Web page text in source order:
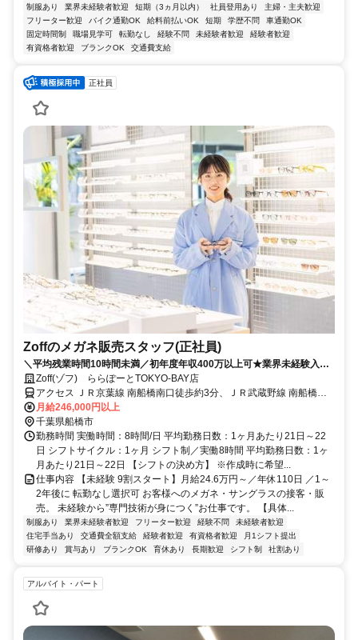
制服あり 業界未経験者歓迎 短期（3ヵ月以内） 社員登用あり
主婦・主夫歓迎
フリーター歓迎
バイク通勤OK 給料前払いOK 短期 学歴不問
車通勤OK
固定時間制
職場見学可 転勤なし 経験不問 未経験者歓迎
経験者歓迎
有資格者歓迎
ブランクOK 交通費支給
正社員
Zoffのメガネ販売スタッフ(正社員)
＼平均残業時間10時間未満／初年度年収400万以上可★業界未経験入社
90%★充実したOJTあり★面接2回で内定まで1カ月以内★2026年8月・
9月入社歓迎
Zoff(ゾフ) ららぽーとTOKYO-BAY店
アクセス ＪＲ京葉線 南船橋南口徒歩約3分、ＪＲ武蔵野線 南船橋南
口徒歩約3分、京成本線 船橋競馬場南口徒歩約16分
月給246,000円以上
千葉県船橋市
勤務時間 実働時間：8時間/日 平均勤務日数：1ヶ月あたり21日～22
日 シフトサイクル：1ヶ月 シフト制／実働8時間 平均勤務日数：1ヶ
月あたり21日～22日 【シフトの決め方】 ※作成時に希望...
仕事内容 【未経験 9割スタート】月給24.6万円～／年休110日 ／1～
2年後に 転勤なし選択可 お客様へのメガネ・サングラスの接客・販
売。 未経験から”専門技術が身につく”お仕事です。 【具体...
制服あり 業界未経験者歓迎 フリーター歓迎 経験不問
未経験者歓迎
住宅手当あり
交通費全額支給 経験者歓迎 有資格者歓迎
月1シフト提出
研修あり
賞与あり ブランクOK 育休あり 長期歓迎 シフト制 社割あり
アルバイト・パート